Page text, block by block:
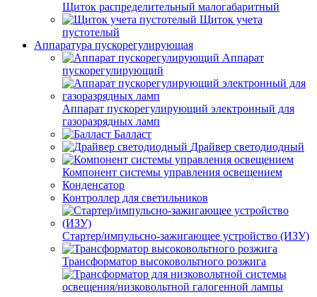
Щиток распределительный малогабаритный
Щиток учета
пустотелый
Аппаратура пускорегулирующая
Аппарат
пускорегулирующий
Аппарат пускорегулирующий электронный для
газоразрядных ламп
Балласт
Драйвер светодиодный
Компонент системы управления освещением
Конденсатор
Контроллер для светильников
Стартер/импульсно-зажигающее устройство (ИЗУ)
Трансформатор высоковольтного розжига